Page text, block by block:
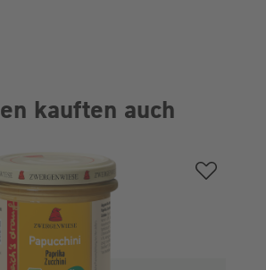
kauften auch